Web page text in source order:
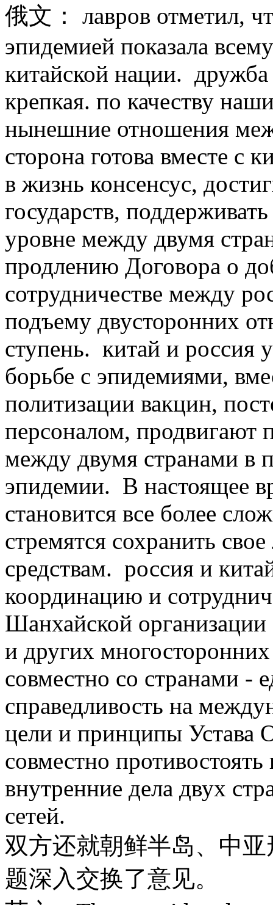
俄文： лавров отметил,
эпидемией показала
китайской нации.
крепкая. по качеству
нынешние отношения
сторона готова вместе с
в жизнь консенсус,
государств,
уровне между двумя
продлению Договора о
сотрудничестве между
подъему двусторонних
ступень. китай и россия
борьбе с эпидемиями,
политизации вакцин,
персоналом, продвигают
между двумя странами в
эпидемии. В настоящее
становится все более
стремятся сохранить
средствам. россия и
координацию и
Шанхайской
и других
совместно со странами
справедливость на
цели и принципы
совместно
внутренние дела двух
сетей.
双方还就朝鲜半岛、中
题深入交换了意见。